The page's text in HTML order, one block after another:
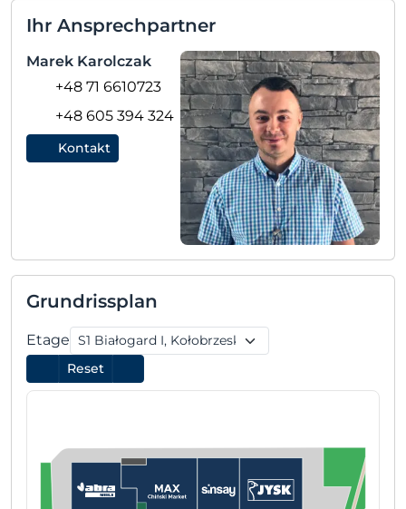
Ihr Ansprechpartner
Marek Karolczak
+48 71 6610723
+48 605 394 324
Kontakt
Grundrissplan
Etage
Reset